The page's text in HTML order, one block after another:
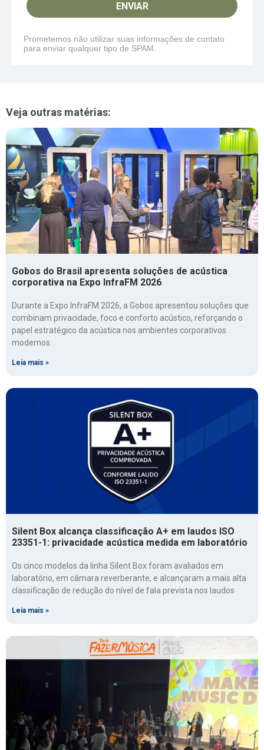
ENVIAR
Prometemos não utilizar suas informações de contato
para enviar qualquer tipo de SPAM.
Veja outras matérias:
Gobos do Brasil apresenta soluções de acústica
corporativa na Expo InfraFM 2026
Durante a Expo InfraFM 2026, a Gobos apresentou soluções que
combinam privacidade, foco e conforto acústico, reforçando o
papel estratégico da acústica nos ambientes corporativos
modernos.
Leia mais »
Silent Box alcança classificação A+ em laudos ISO
23351-1: privacidade acústica medida em laboratório
Os cinco modelos da linha Silent Box foram avaliados em
laboratório, em câmara reverberante, e alcançaram a mais alta
classificação de redução do nível de fala prevista nos laudos
Leia mais »